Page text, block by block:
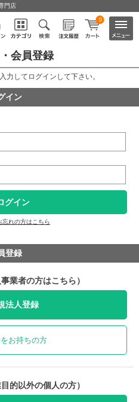
門店
0
会員登録
力してログインして下さい。
イン
グイン
忘れの方はこちら
登録
業者の方はこちら）
法人登録
お持ちの方
的以外の個人の方）